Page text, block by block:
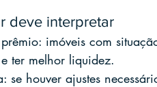
deve interpretar
imóveis com
ter melhor liquidez.
se houver ajustes